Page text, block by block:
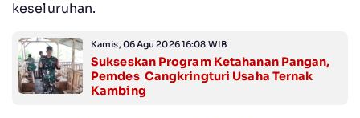
keseluruhan.
Kamis, 06 Agu 2026 16:08 WIB
Sukseskan Program Ketahanan Pangan,
Pemdes Cangkringturi Usaha Ternak
Kambing